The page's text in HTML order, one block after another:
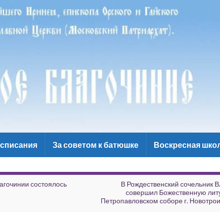
За советом к батюшке Воскресная
состоялось
В Рождественский сочельник
совершил Божественную
Петропавловском соборе г.